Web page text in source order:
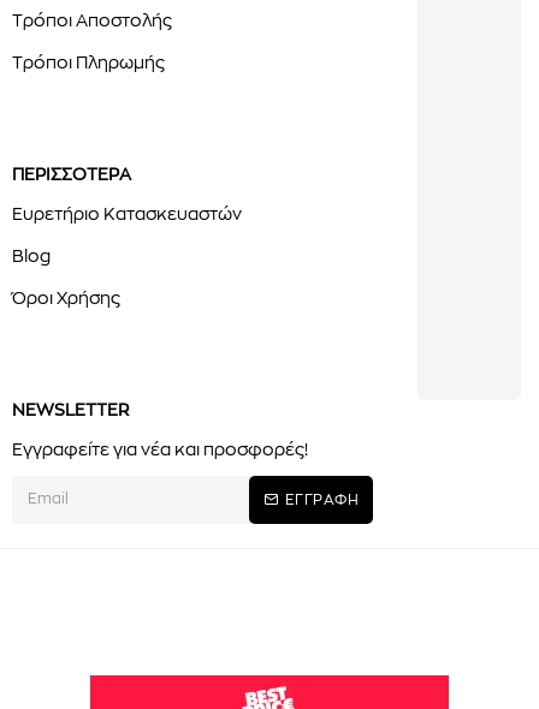
Τρόποι Αποστολής
Τρόποι Πληρωμής
ΠΕΡΙΣΣΟΤΕΡΑ
Ευρετήριο Κατασκευαστών
Blog
Όροι Χρήσης
NEWSLETTER
Εγγραφείτε για νέα και προσφορές!
ΕΓΓΡΑΦΗ